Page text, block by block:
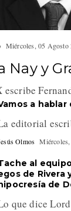
Miércoles, 05 Agosto
Nay y
escribe
a
editorial
Olmos
al
de Rivera
de
que dice